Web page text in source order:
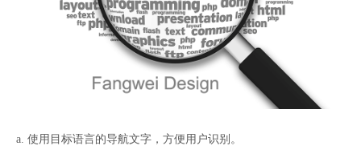
a. 使用目标语言的导航文字，方便用户识别。